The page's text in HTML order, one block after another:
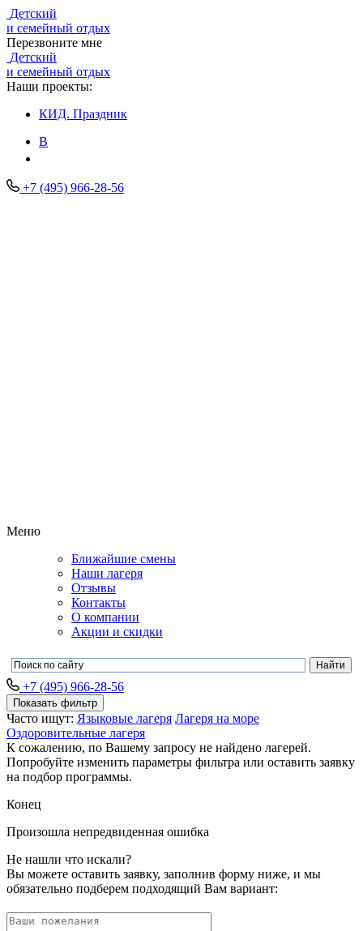
Детский
и семейный отдых
Перезвоните мне
Детский
и семейный отдых
Наши проекты:
КИД. Праздник
В
+7 (495) 966-28-56
Меню
Ближайшие смены
Наши лагеря
Отзывы
Контакты
О компании
Акции и скидки
+7 (495) 966-28-56
Показать фильтр
Часто ищут: Языковые лагеря Лагеря на море
Оздоровительные лагеря
К сожалению, по Вашему запросу не найдено лагерей.
Попробуйте изменить параметры фильтра или оставить заявку
на подбор программы.
Конец
Произошла непредвиденная ошибка
Не нашли что искали?
Вы можете оставить заявку, заполнив форму ниже, и мы
обязательно подберем подходящий Вам вариант: